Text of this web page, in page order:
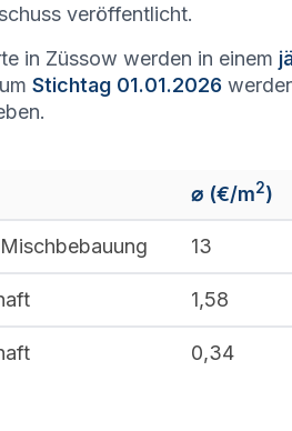
veröffentlicht.
in Züssow werden in einem
Stichtag 01.01.2026
⌀ (€/m2)
13
1,58
0,34